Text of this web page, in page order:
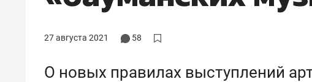
27 августа 2021 58
О новых правилах выступлений